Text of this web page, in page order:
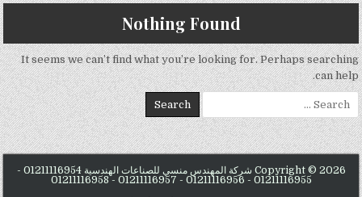
Nothing Found
It seems we can’t find what you’re looking for. Perhaps searching
can help.
Search for:
Copyright © 2026 شركة المهندس منسي للصناعات الهندسية 01211116954 -
01211116955 - 01211116956 - 01211116957 - 01211116958